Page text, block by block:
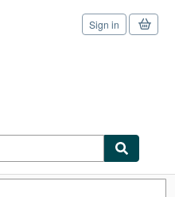
Sign in